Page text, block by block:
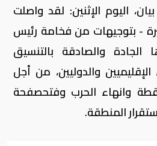
اليوم الإثنين: لقد واصلت
- بتوجيهات من فخامة رئيس
والصادقة بالتنسيق
والدوليين، من أجل
وانهاء الحرب وفتحصفحة
المنطقة.